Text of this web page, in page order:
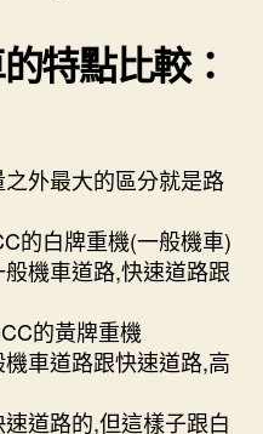
特點比較：
外最大的區分就是路
的白牌重機(一般機車)
機車道路,快速道路跟
的黃牌重機
車道路跟快速道路,高
道路的,但這樣子跟白